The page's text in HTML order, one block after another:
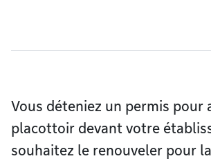
Vous déteniez un permis pour
placottoir devant votre
souhaitez le renouveler pour